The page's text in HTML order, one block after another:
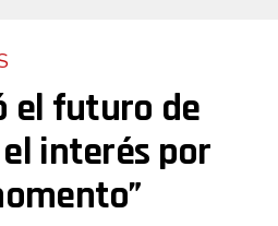
el futuro de
interés por